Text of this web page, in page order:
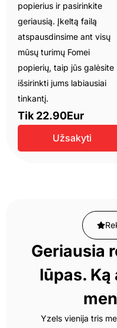
popierius ir pasirinkite
geriausią. Įkeltą failą
atspausdinsime ant visų
mūsų turimų Fomei
popierių, taip jūs galėsite
išsirinkti jums labiausiai
tinkantį.
Tik 22.90Eur
Užsakyti
Geriausia
lūpas. Ką
Yzels vienija tris